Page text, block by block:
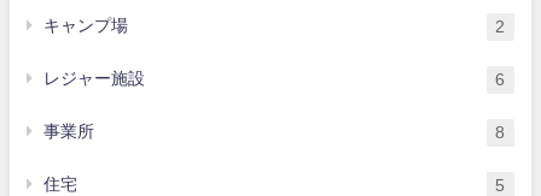
キャンプ場 2
レジャー施設 6
事業所 8
住宅 5